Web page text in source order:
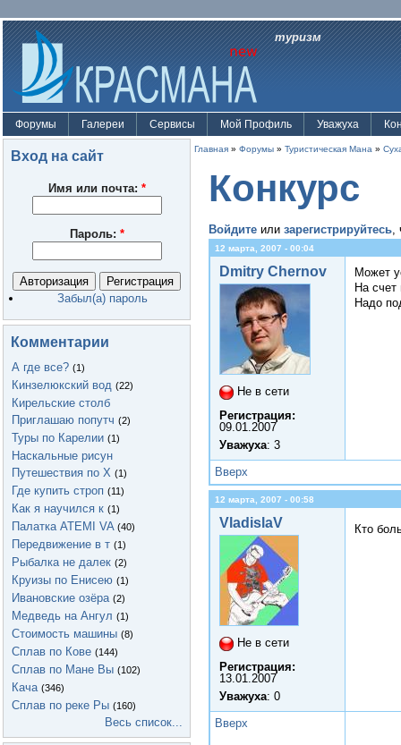
туризм
Форумы Галереи Сервисы Мой Профиль Уважуха
Вход на сайт
Имя или почта: *
Пароль: *
Забыл(а) пароль
Комментарии
А где все? (1)
Кинзелюкский вод (22)
Кирельские столб
Приглашаю попутч (2)
Туры по Карелии (1)
Наскальные рисун
Путешествия по Х (1)
Где купить строп (11)
Как я научился к (1)
Палатка ATEMI VA (40)
Передвижение в т (1)
Рыбалка не далек (2)
Круизы по Енисею (1)
Ивановские озёра (2)
Медведь на Ангул (1)
Стоимость машины (8)
Сплав по Кове (144)
Сплав по Мане Вы (102)
Кача (346)
Сплав по реке Ры (160)
Весь список...
Главная » Форумы » Туристическая Мана »
Конкурс
Войдите или зарегистрируйтесь,
12 марта, 2007 - 00:04
Dmitry Chernov
Не в сети
Регистрация:
09.01.2007
Уважуха: 3
Может
На
Надо
Вверх
12 марта, 2007 - 00:58
VladislaV
Не в сети
Регистрация:
13.01.2007
Уважуха: 0
Кто
Вверх